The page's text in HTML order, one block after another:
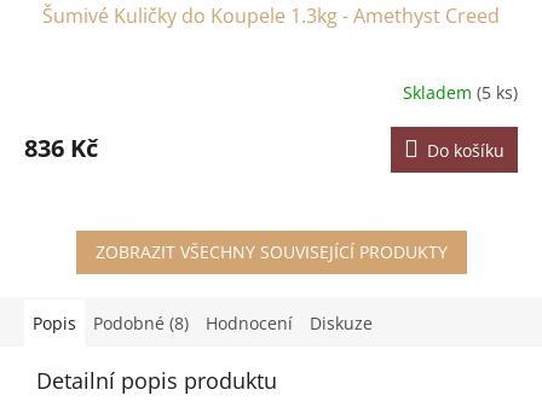
Šumivé Kuličky do Koupele 1.3kg - Amethyst Creed
Skladem (5 ks)
836 Kč Do košíku
ZOBRAZIT VŠECHNY SOUVISEJÍCÍ PRODUKTY
Popis Podobné (8) Hodnocení Diskuze
Detailní popis produktu